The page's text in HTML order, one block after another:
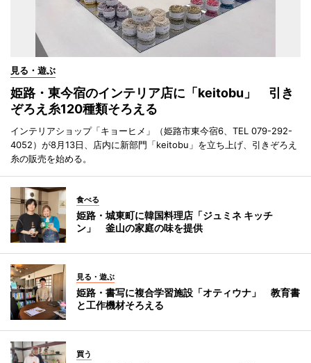
見る・遊ぶ
姫路・東今宿のインテリア店に「keitobu」 引き
ぞろえ糸120種類そろえる
インテリアショップ「キョーヒメ」（姫路市東今宿6、TEL 079-292-
4052）が8月13日、店内に新部門「keitobu」を立ち上げ、引きぞろえ
糸の販売を始める。
食べる
姫路・城東町に韓国料理店「ジュミネ キッチ
ン」 釜山の家庭の味を提供
見る・遊ぶ
姫路・書写に複合学習施設「オティウナ」 教育書
と工作機材そろえる
買う